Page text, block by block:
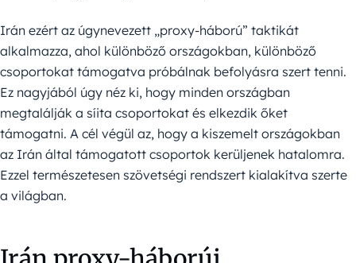
Irán ezért az úgynevezett „proxy-háború” taktikát
alkalmazza, ahol különböző országokban, különböző
csoportokat támogatva próbálnak befolyásra szert tenni.
Ez nagyjából úgy néz ki, hogy minden országban
megtalálják a síita csoportokat és elkezdik őket
támogatni. A cél végül az, hogy a kiszemelt országokban
az Irán által támogatott csoportok kerüljenek hatalomra.
Ezzel természetesen szövetségi rendszert kialakítva szerte
a világban.